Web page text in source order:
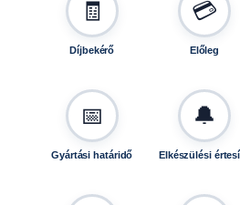
🧾
Díjbekérő
💳
Előleg
📅
Gyártási határidő
🔔
Elkészülési